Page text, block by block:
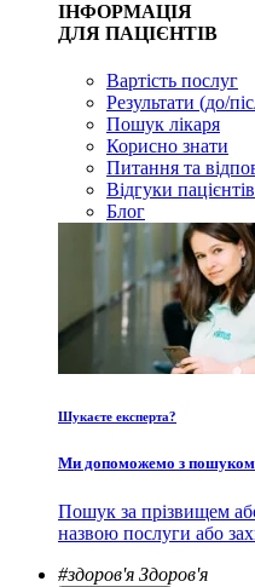
ІНФОРМАЦІЯ
ДЛЯ ПАЦІЄНТІВ
Вартість послуг
Результати (до/
Пошук лікаря
Корисно знати
Питання та
Відгуки пацієнтів
Блог
Шукаєте експерта?
Ми допоможемо з пошуком
Пошук за прізвищем або
назвою послуги або
#здоров'я Здоров'я